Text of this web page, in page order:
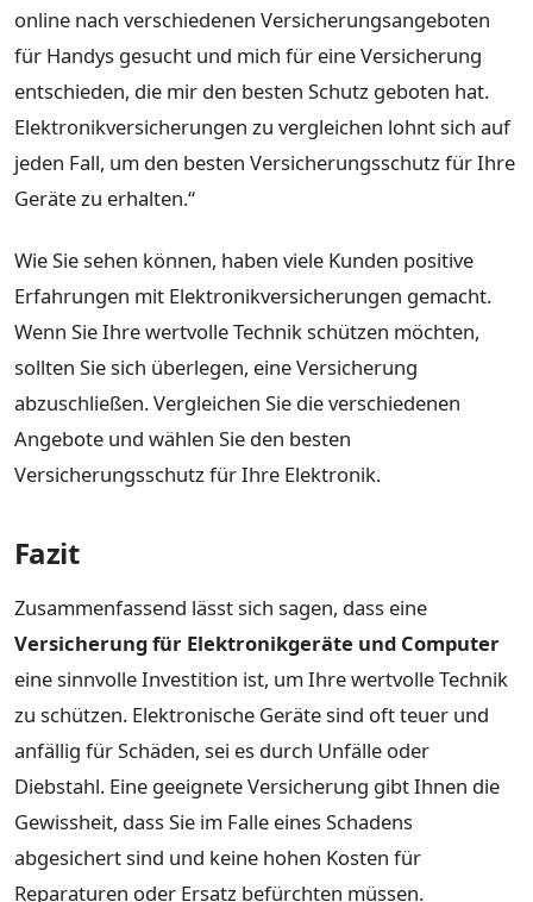
online nach verschiedenen Versicherungsangeboten
für Handys gesucht und mich für eine Versicherung
entschieden, die mir den besten Schutz geboten hat.
Elektronikversicherungen zu vergleichen lohnt sich auf
jeden Fall, um den besten Versicherungsschutz für Ihre
Geräte zu erhalten.“
Wie Sie sehen können, haben viele Kunden positive
Erfahrungen mit Elektronikversicherungen gemacht.
Wenn Sie Ihre wertvolle Technik schützen möchten,
sollten Sie sich überlegen, eine Versicherung
abzuschließen. Vergleichen Sie die verschiedenen
Angebote und wählen Sie den besten
Versicherungsschutz für Ihre Elektronik.
Fazit
Zusammenfassend lässt sich sagen, dass eine
Versicherung für Elektronikgeräte und Computer
eine sinnvolle Investition ist, um Ihre wertvolle Technik
zu schützen. Elektronische Geräte sind oft teuer und
anfällig für Schäden, sei es durch Unfälle oder
Diebstahl. Eine geeignete Versicherung gibt Ihnen die
Gewissheit, dass Sie im Falle eines Schadens
abgesichert sind und keine hohen Kosten für
Reparaturen oder Ersatz befürchten müssen.